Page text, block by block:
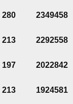
280 2349458
213 2292558
197 2022842
213 1924581